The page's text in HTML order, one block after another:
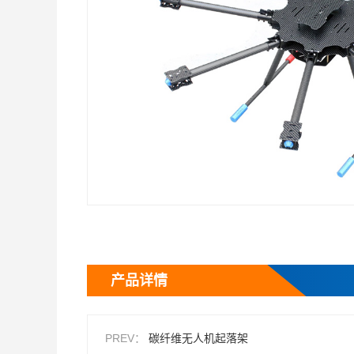
产品详情
PREV： 碳纤维无人机起落架